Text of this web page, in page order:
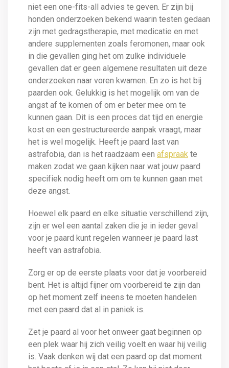
niet een one-fits-all advies te geven. Er zijn bij
honden onderzoeken bekend waarin testen gedaan
zijn met gedragstherapie, met medicatie en met
andere supplementen zoals feromonen, maar ook
in die gevallen ging het om zulke individuele
gevallen dat er geen algemene resultaten uit deze
onderzoeken naar voren kwamen. En zo is het bij
paarden ook. Gelukkig is het mogelijk om van de
angst af te komen of om er beter mee om te
kunnen gaan. Dit is een proces dat tijd en energie
kost en een gestructureerde aanpak vraagt, maar
het is wel mogelijk. Heeft je paard last van
astrafobia, dan is het raadzaam een afspraak te
maken zodat we gaan kijken naar wat jouw paard
specifiek nodig heeft om om te kunnen gaan met
deze angst.
Hoewel elk paard en elke situatie verschillend zijn,
zijn er wel een aantal zaken die je in ieder geval
voor je paard kunt regelen wanneer je paard last
heeft van astrafobia.
Zorg er op de eerste plaats voor dat je voorbereid
bent. Het is altijd fijner om voorbereid te zijn dan
op het moment zelf ineens te moeten handelen
met een paard dat al in paniek is.
Zet je paard al voor het onweer gaat beginnen op
een plek waar hij zich veilig voelt en waar hij veilig
is. Vaak denken wij dat een paard op dat moment